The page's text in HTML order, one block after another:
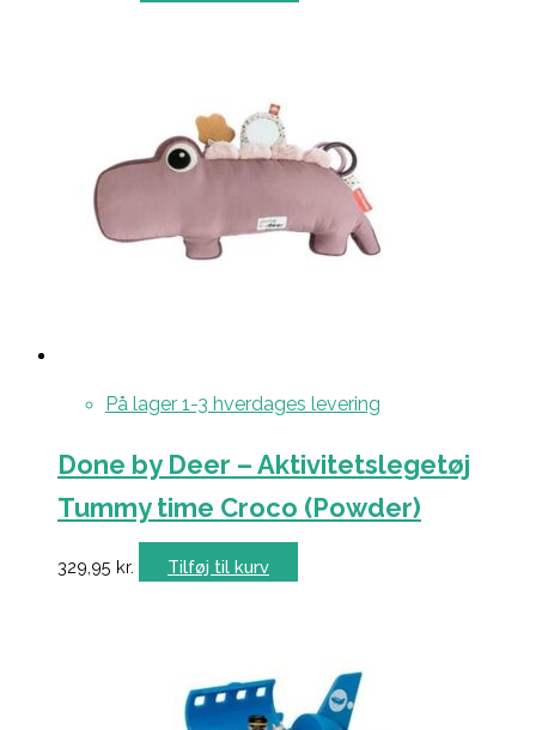
På lager 1-3 hverdages levering
Done by Deer – Aktivitetslegetøj
Tummy time Croco (Powder)
329,95 kr. Tilføj til kurv